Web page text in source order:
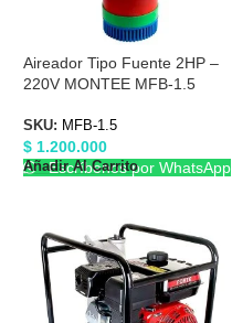
Aireador Tipo Fuente 2HP –
220V MONTEE MFB-1.5
SKU: MFB-1.5
$1.200.000
Añadir Al Carrito
Escríbenos por WhatsApp